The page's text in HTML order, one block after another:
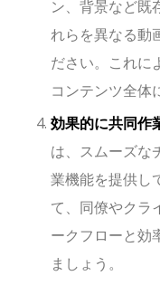
ン、背景など既
れらを異なる動
ださい。これに
コンテンツ全体
効果的に共同作
は、スムーズな
業機能を提供し
て、同僚やクラ
ークフローと効
ましょう。